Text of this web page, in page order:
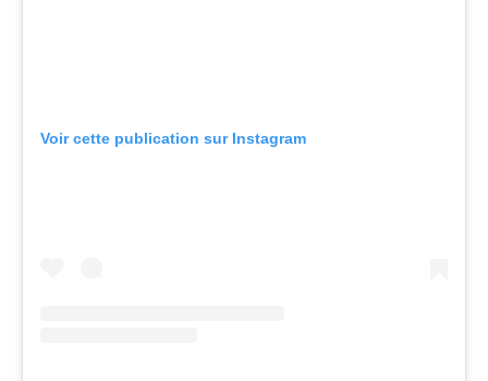
Voir cette publication sur Instagram